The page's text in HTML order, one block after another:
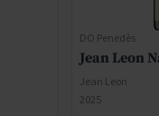
DO Penedès
Jean Leon
Jean Leon
2025